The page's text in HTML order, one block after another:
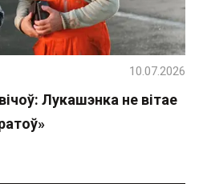
Лукашэнка не вітае
10.07.2026